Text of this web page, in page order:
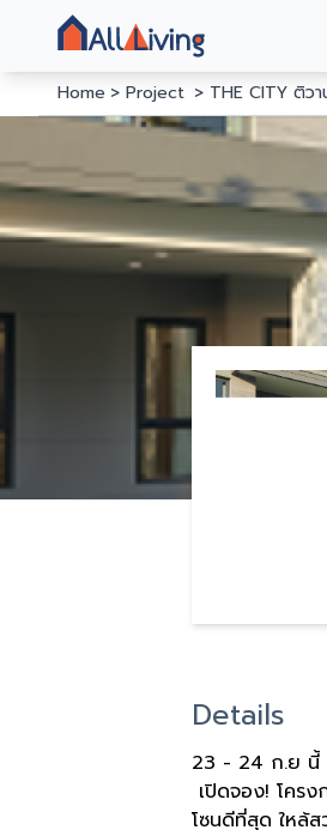
Home Project THE CITY ติว
Details
23 - 24 ก.ย นี้
เปิดจอง! โครง
โซนดีที่สุด ใหล้ส